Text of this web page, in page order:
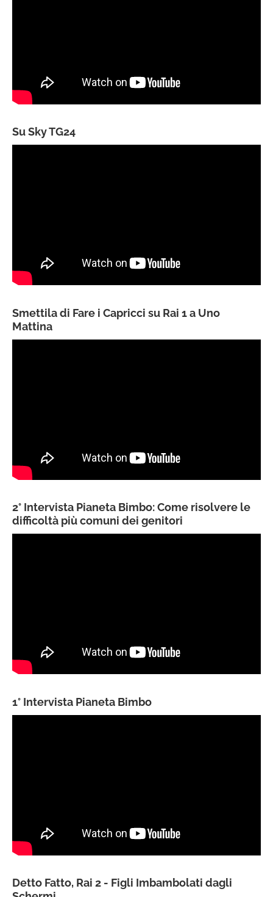
Su Sky TG24
Smettila di Fare i Capricci su Rai 1 a Uno
Mattina
2° Intervista Pianeta Bimbo: Come risolvere le
difficoltà più comuni dei genitori
1° Intervista Pianeta Bimbo
Detto Fatto, Rai 2 - Figli Imbambolati dagli